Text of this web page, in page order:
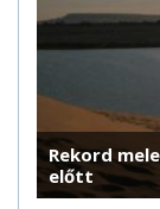
Rekord
előtt